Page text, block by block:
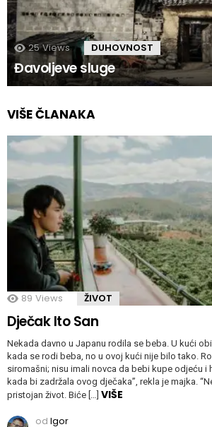
25 Views DUHOVNOST
Đavoljeve sluge
VIŠE ČLANAKA
89 Views ŽIVOT
Dječak Ito San
Nekada davno u Japanu rodila se beba. U kući
kada se rodi beba, no u ovoj kući nije bilo tako.
siromašni; nisu imali novca da bebi kupe odjeću i
kada bi zadržala ovog dječaka”, rekla je majka.
pristojan život. Biće […] VIŠE
od Igor